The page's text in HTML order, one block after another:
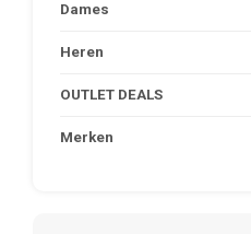
Dames
Heren
OUTLET DEALS
Merken